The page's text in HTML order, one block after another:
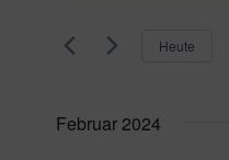
und
Navigation
Suche
Schlüsselwort.
Heute
Februar 2024